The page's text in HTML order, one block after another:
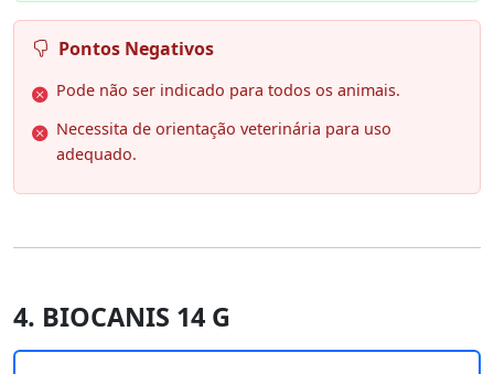
Pontos Negativos
Pode não ser indicado para todos os animais.
Necessita de orientação veterinária para uso
adequado.
4. BIOCANIS 14 G